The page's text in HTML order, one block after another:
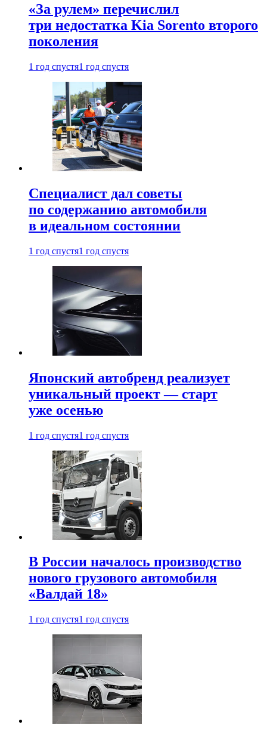
«За рулем» перечислил
три недостатка Kia Sorento второго
поколения
1 год спустя1 год спустя
Специалист дал советы
по содержанию автомобиля
в идеальном состоянии
1 год спустя1 год спустя
Японский автобренд реализует
уникальный проект — старт
уже осенью
1 год спустя1 год спустя
В России началось производство
нового грузового автомобиля
«Валдай 18»
1 год спустя1 год спустя